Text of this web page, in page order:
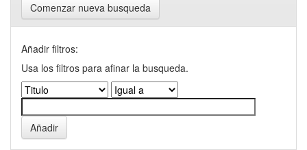
Comenzar nueva busqueda
Añadir filtros:
Usa los filtros para afinar la busqueda.